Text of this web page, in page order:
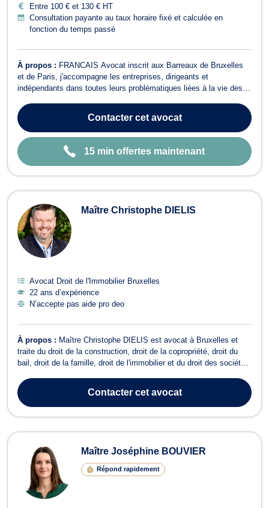
Entre 100 € et 130 € HT
Consultation payante au taux horaire fixé et calculée en
fonction du temps passé
À propos : FRANCAIS Avocat inscrit aux Barreaux de Bruxelles
et de Paris, j'accompagne les entreprises, dirigeants et
indépendants dans toutes leurs problématiques liées à la vie des
mon expertise au service de mes clients avec deux engagements
constants : réactivité e...Contactercet avocat
15 min offertes maintenant
Maître Christophe DIELIS
Avocat Droit de l'Immobilier Bruxelles
22 ans d’expérience
N’accepte pas aide pro deo
À propos : Maître Christophe DIELIS est avocat à Bruxelles et
traite du droit de la construction, droit de la copropriété, droit du
bail, droit de la famille, droit de l'immobilier et du droit des sociétés.
retards de livraison, vente en l'état futur d'achèvement,
malfaçons...
Contactercet avocat
Maître Joséphine BOUVIER
Répond rapidement